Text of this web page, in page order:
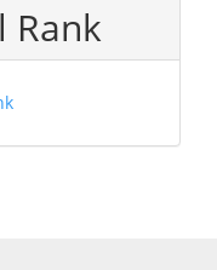
Rank